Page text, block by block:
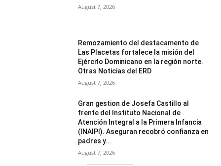
August 7, 2026
Remozamiento del destacamento de
Las Placetas fortalece la misión del
Ejército Dominicano en la región norte.
Otras Noticias del ERD
August 7, 2026
Gran gestion de Josefa Castillo al
frente del Instituto Nacional de
Atención Integral a la Primera Infancia
(INAIPI). Aseguran recobró confianza en
padres y...
August 7, 2026